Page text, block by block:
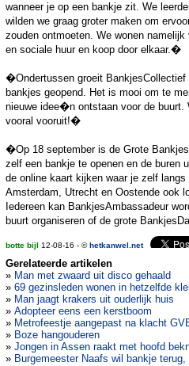
wanneer je op een bankje zit. We
wilden we graag groter maken om
zouden ontmoeten. We wonen
en sociale huur en koop door elkaar.�
�Ondertussen groeit
bankjes geopend. Het is mooi om te
nieuwe idee�n ontstaan voor de
vooral vooruit!�
�Op 18 september is de Grote
zelf een bankje te openen en de buren
de online kaart kijken waar je zelf
Amsterdam, Utrecht en Oostende ook
Iedereen kan BankjesAmbassadeur
buurt organiseren of de grote
botte bijl 12-08-16 - ©hetkanwel.net
Gerelateerde artikelen
» Man met zwaard uit disco gehaald
» 69 gezinsleden wonen in hetzelfde
» Man jaagt krakers uit ouderlijk huis
» Adopteer eens een kerstboom
» Metrofeestje aangepast na klacht
» Boze hangouderen
» Jongen in Assen raakt met hoofd
» Burgemeester Naafs wil bankje terug,